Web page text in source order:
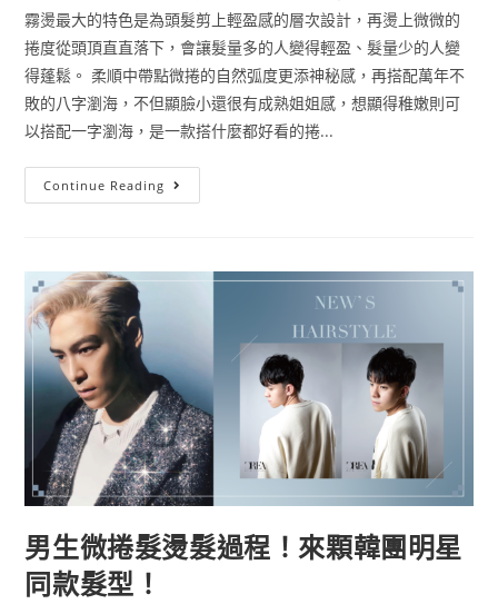
霧燙最大的特色是為頭髮剪上輕盈感的層次設計，再燙上微微的
捲度從頭頂直直落下，會讓髮量多的人變得輕盈、髮量少的人變
得蓬鬆。 柔順中帶點微捲的自然弧度更添神秘感，再搭配萬年不
敗的八字瀏海，不但顯臉小還很有成熟姐姐感，想顯得稚嫩則可
以搭配一字瀏海，是一款搭什麼都好看的捲...
Continue Reading
男生微捲髮燙髮過程！來顆韓團明星
同款髮型！